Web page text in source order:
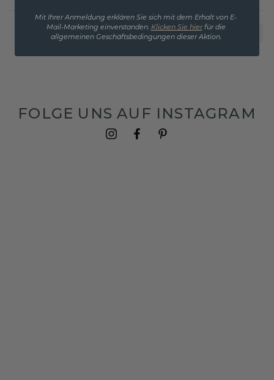
FOLGE UNS AUF INSTAGRAM
Mit Ihrer Anmeldung erklären Sie sich mit dem Erhalt von E-
Mail-Marketing einverstanden. Klicken Sie hierfür die
allgemeinen Geschäftsbedingungen dieser Aktion.